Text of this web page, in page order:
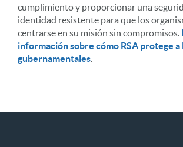
cumplimiento y proporcionar una
identidad resistente para que los
centrarse en su misión sin compromisos.
información sobre cómo RSA protege a
gubernamentales.